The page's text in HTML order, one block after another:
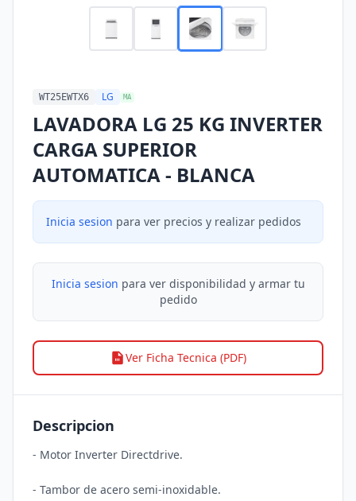
WT25EWTX6 LG MA
LAVADORA LG 25 KG INVERTER
CARGA SUPERIOR
AUTOMATICA - BLANCA
Inicia sesion para ver precios y realizar pedidos
Inicia sesion para ver disponibilidad y armar tu
pedido
Ver Ficha Tecnica (PDF)
Descripcion
- Motor Inverter Directdrive.
- Tambor de acero semi-inoxidable.